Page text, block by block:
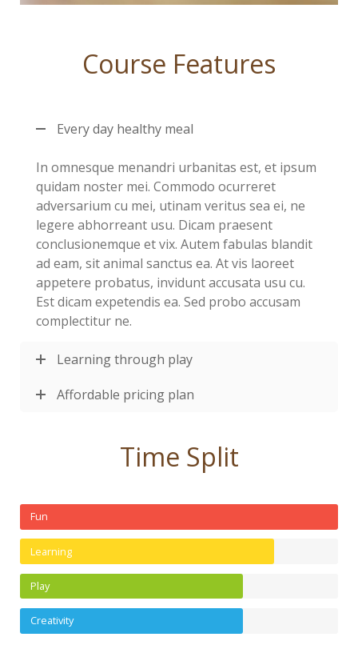
Course Features
Every day healthy meal
In omnesque menandri urbanitas est, et ipsum
quidam noster mei. Commodo ocurreret
adversarium cu mei, utinam veritus sea ei, ne
legere abhorreant usu. Dicam praesent
conclusionemque et vix. Autem fabulas blandit
ad eam, sit animal sanctus ea. At vis laoreet
appetere probatus, invidunt accusata usu cu.
Est dicam expetendis ea. Sed probo accusam
complectitur ne.
Learning through play
Affordable pricing plan
Time Split
Fun
Learning
Play
Creativity